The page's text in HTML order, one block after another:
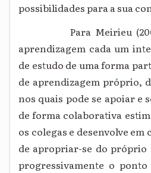
possibilidades para a sua
Para Meirieu
aprendizagem cada um
de estudo de uma forma
de aprendizagem próprio,
nos quais pode se apoiar e
de forma colaborativa
os colegas e desenvolve em
de apropriar-se do
progressivamente o